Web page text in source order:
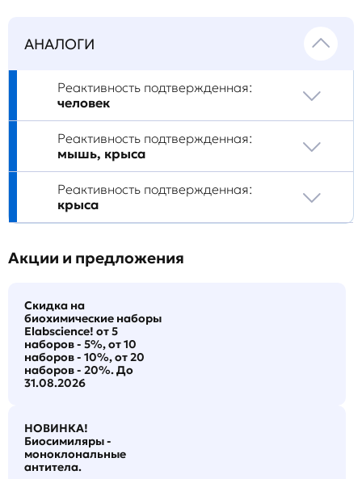
АНАЛОГИ
Реактивность подтвержденная:
человек
Реактивность подтвержденная:
мышь, крыса
Реактивность подтвержденная:
крыса
Акции и предложения
Скидка на
биохимические наборы
Elabscience! от 5
наборов - 5%, от 10
наборов - 10%, от 20
наборов - 20%. До
31.08.2026
НОВИНКА!
Биосимиляры -
моноклональные
антитела.